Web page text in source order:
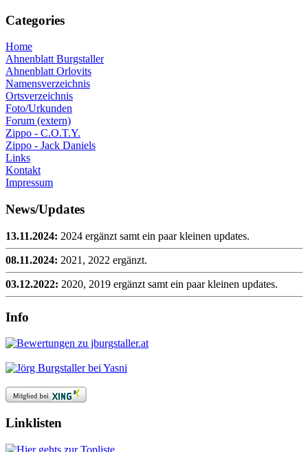
Categories
Home
Ahnenblatt Burgstaller
Ahnenblatt Orlovits
Namensverzeichnis
Ortsverzeichnis
Foto/Urkunden
Forum (extern)
Zippo - C.O.T.Y.
Zippo - Jack Daniels
Links
Kontakt
Impressum
News/Updates
13.11.2024: 2024 ergänzt samt ein paar kleinen updates.
08.11.2024: 2021, 2022 ergänzt.
03.12.2022: 2020, 2019 ergänzt samt ein paar kleinen updates.
Info
Linklisten